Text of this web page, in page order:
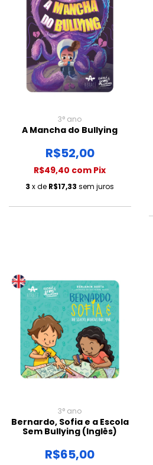
3° ano
A Mancha do Bullying
R$52,00
R$49,40 com Pix
3 x de R$17,33 sem juros
3° ano
Bernardo, Sofia e a Escola
Sem Bullying (Inglês)
R$65,00